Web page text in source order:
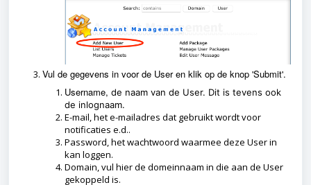
Vul de gegevens in voor de User en klik op de knop 'Submit'.
Username, de naam van de User. Dit is tevens ook
de inlognaam.
E-mail, het e-mailadres dat gebruikt wordt voor
notificaties e.d..
Password, het wachtwoord waarmee deze User in
kan loggen.
Domain, vul hier de domeinnaam in die aan de User
gekoppeld is.